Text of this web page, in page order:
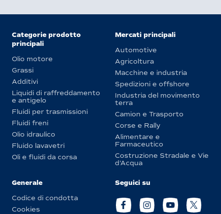
Categorie prodotto
principali
Olio motore
Grassi
Additivi
Liquidi di raffreddamento
e antigelo
Fluidi per trasmissioni
Fluidi freni
Olio idraulico
Fluido lavavetri
Oli e fluidi da corsa
Mercati principali
Automotive
Agricoltura
Macchine e industria
Spedizioni e offshore
Industria del movimento
terra
Camion e Trasporto
Corse e Rally
Alimentare e
Farmaceutico
Costruzione Stradale e Vie
d’Acqua
Generale
Codice di condotta
Cookies
Seguici su